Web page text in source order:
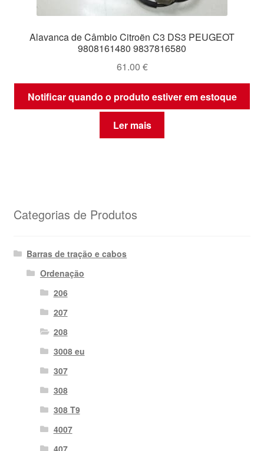
Alavanca de Câmbio Citroën C3 DS3 PEUGEOT
9808161480 9837816580
61.00 €
Notificar quando o produto estiver em estoque
Ler mais
Categorias de Produtos
Barras de tração e cabos
Ordenação
206
207
208
3008 eu
307
308
308 T9
4007
407